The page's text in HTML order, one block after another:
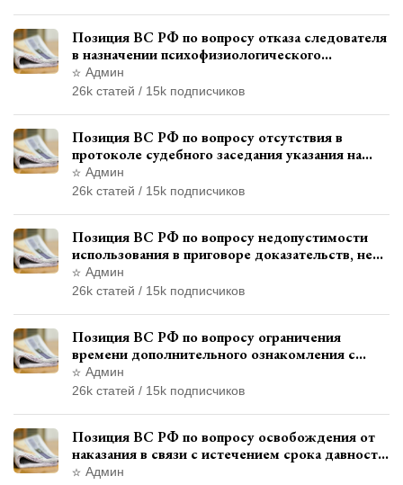
Позиция ВС РФ по вопросу отказа следователя
в назначении психофизиологического
исследования показаний обвиняемой с
использованием полиграфа
Админ
26k статей / 15k подписчиков
Позиция ВС РФ по вопросу отсутствия в
протоколе судебного заседания указания на
возможность выступления в прениях сторон
при наличии аудиозаписи
Админ
26k статей / 15k подписчиков
Позиция ВС РФ по вопросу недопустимости
использования в приговоре доказательств, не
исследованных в судебном заседании
Админ
26k статей / 15k подписчиков
Позиция ВС РФ по вопросу ограничения
времени дополнительного ознакомления с
материалами уголовного дела
Админ
26k статей / 15k подписчиков
Позиция ВС РФ по вопросу освобождения от
наказания в связи с истечением срока давности
уголовного преследования
Админ